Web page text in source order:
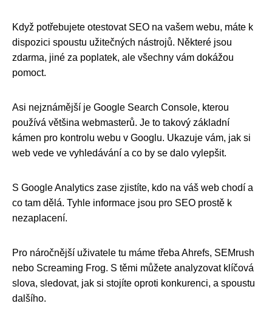
Když potřebujete otestovat SEO na vašem webu, máte k
dispozici spoustu užitečných nástrojů. Některé jsou
zdarma, jiné za poplatek, ale všechny vám dokážou
pomoct.
Asi nejznámější je Google Search Console, kterou
používá většina webmasterů. Je to takový základní
kámen pro kontrolu webu v Googlu. Ukazuje vám, jak si
web vede ve vyhledávání a co by se dalo vylepšit.
S Google Analytics zase zjistíte, kdo na váš web chodí a
co tam dělá. Tyhle informace jsou pro SEO prostě k
nezaplacení.
Pro náročnější uživatele tu máme třeba Ahrefs, SEMrush
nebo Screaming Frog. S těmi můžete analyzovat klíčová
slova, sledovat, jak si stojíte oproti konkurenci, a spoustu
dalšího.